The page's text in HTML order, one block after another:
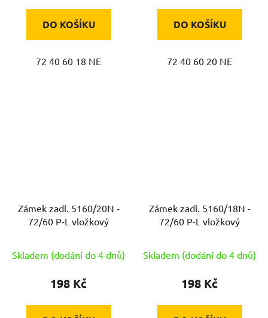
DO KOŠÍKU
72 40 60 18 NE
DO KOŠÍKU
72 40 60 20 NE
Zámek zadl. 5160/20N -
72/60 P-L vložkový
Skladem (dodání do 4 dnů)
198 Kč
Zámek zadl. 5160/18N -
72/60 P-L vložkový
Skladem (dodání do 4 dnů)
198 Kč